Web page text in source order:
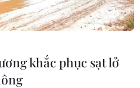
khắc phục sạt lở